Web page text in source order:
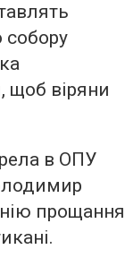
собору
щоб віряни
в ОПУ
прощання